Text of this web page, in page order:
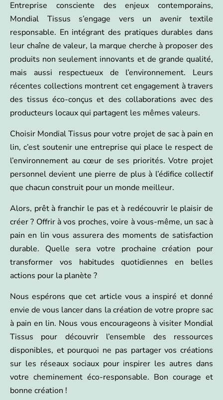
Entreprise consciente des enjeux contemporains,
Mondial Tissus s’engage vers un avenir textile
responsable. En intégrant des pratiques durables dans
leur chaîne de valeur, la marque cherche à proposer des
produits non seulement innovants et de grande qualité,
mais aussi respectueux de l’environnement. Leurs
récentes collections montrent cet engagement à travers
des tissus éco-conçus et des collaborations avec des
producteurs locaux qui partagent les mêmes valeurs.
Choisir Mondial Tissus pour votre projet de sac à pain en
lin, c’est soutenir une entreprise qui place le respect de
l’environnement au cœur de ses priorités. Votre projet
personnel devient une pierre de plus à l’édifice collectif
que chacun construit pour un monde meilleur.
Alors, prêt à franchir le pas et à redécouvrir le plaisir de
créer ? Offrir à vos proches, voire à vous-même, un sac à
pain en lin vous assurera des moments de satisfaction
durable. Quelle sera votre prochaine création pour
transformer vos habitudes quotidiennes en belles
actions pour la planète ?
Nous espérons que cet article vous a inspiré et donné
envie de vous lancer dans la création de votre propre sac
à pain en lin. Nous vous encourageons à visiter Mondial
Tissus pour découvrir l’ensemble des ressources
disponibles, et pourquoi ne pas partager vos créations
sur les réseaux sociaux pour inspirer les autres dans
votre cheminement éco-responsable. Bon courage et
bonne création !